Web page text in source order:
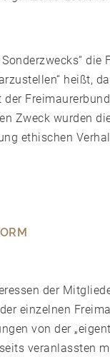
heißt,
Zweck wurden
ethischen
der
einzelnen
von der
veranlassten